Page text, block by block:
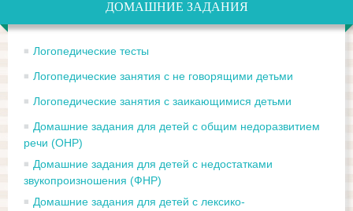
ДОМАШНИЕ ЗАДАНИЯ
Логопедические тесты
Логопедические занятия с не говорящими детьми
Логопедические занятия с заикающимися детьми
Домашние задания для детей с общим недоразвитием
речи (ОНР)
Домашние задания для детей с недостатками
звукопроизношения (ФНР)
Домашние задания для детей с лексико-